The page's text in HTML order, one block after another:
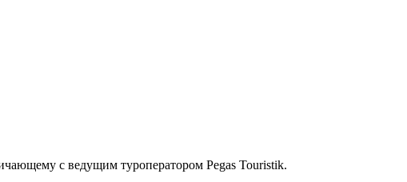
с ведущим туроператором Pegas Touristik.